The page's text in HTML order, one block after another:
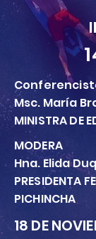
Msc. María
MINISTRA DE
MODERA
Hna. Elida
PRESIDENTA
PICHINCHA
18 DE